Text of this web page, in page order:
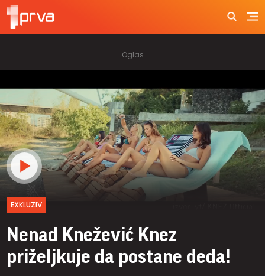
EXKLUZIV
Nenad Knežević Knez
priželjkuje da postane deda!